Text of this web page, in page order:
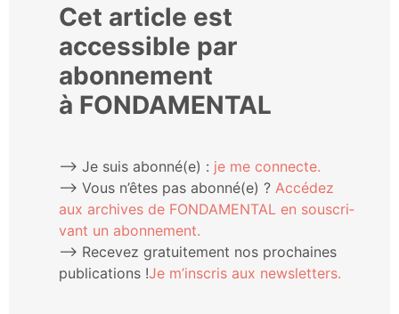
Cet article est
accessible par
abonnement
à FONDAMENTAL
⟶ Je suis abonné(e) : je me connecte.
⟶ Vous n’êtes pas abonné(e) ? Accé­dez
aux archives de FONDAMENTAL en sous­cri­
vant un abonnement.
⟶ Rece­vez gra­tui­te­ment nos pro­chaines
publi­ca­tions !Je m’ins­cris aux newsletters.